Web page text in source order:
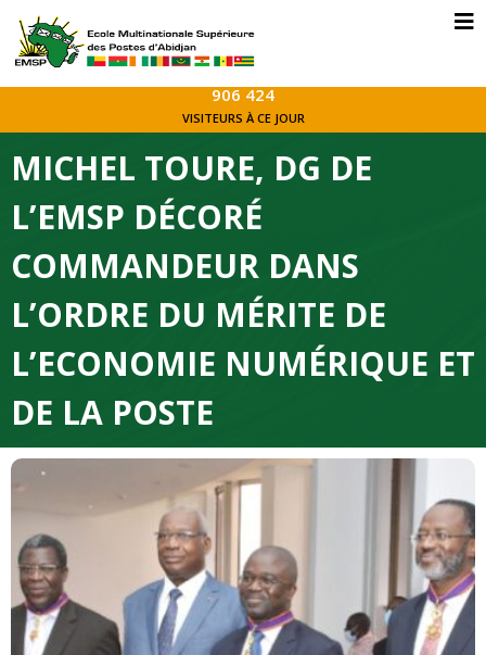
906 424
VISITEURS À CE JOUR
MICHEL TOURE, DG DE
L’EMSP DÉCORÉ
COMMANDEUR DANS
L’ORDRE DU MÉRITE DE
L’ECONOMIE NUMÉRIQUE ET
DE LA POSTE